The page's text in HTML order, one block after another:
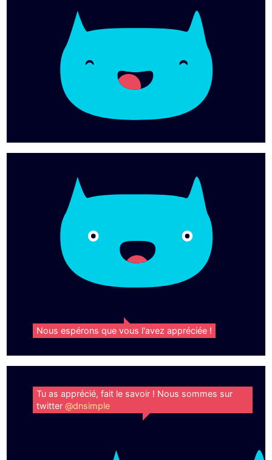
Nous espérons que vous l'avez appréciée !
Tu as apprécié, fait le savoir ! Nous sommes sur
twitter @dnsimple